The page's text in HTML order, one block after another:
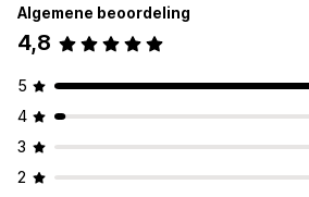
Algemene beoordeling
4,8
5
4
3
2